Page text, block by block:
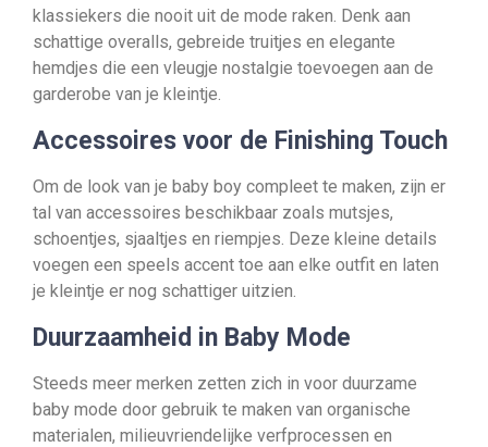
klassiekers die nooit uit de mode raken. Denk aan
schattige overalls, gebreide truitjes en elegante
hemdjes die een vleugje nostalgie toevoegen aan de
garderobe van je kleintje.
Accessoires voor de Finishing Touch
Om de look van je baby boy compleet te maken, zijn er
tal van accessoires beschikbaar zoals mutsjes,
schoentjes, sjaaltjes en riempjes. Deze kleine details
voegen een speels accent toe aan elke outfit en laten
je kleintje er nog schattiger uitzien.
Duurzaamheid in Baby Mode
Steeds meer merken zetten zich in voor duurzame
baby mode door gebruik te maken van organische
materialen, milieuvriendelijke verfprocessen en